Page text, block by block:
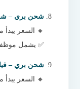
شحن بري – شقة
🔸 السعر يبدأ
✅ يشمل
شحن بري – فيلا
🔸 السعر يبدأ